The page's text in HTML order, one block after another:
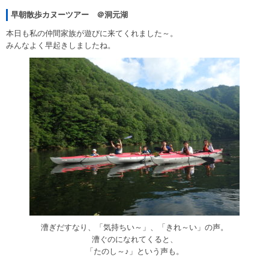
早朝散歩カヌーツアー ＠洞元湖
本日も私の仲間家族が遊びに来てくれました～。
みんなよく早起きしましたね。
漕ぎだすなり、「気持ちい～」、「きれ～い」の声。
漕ぐのになれてくると、
「たのし～♪」という声も。